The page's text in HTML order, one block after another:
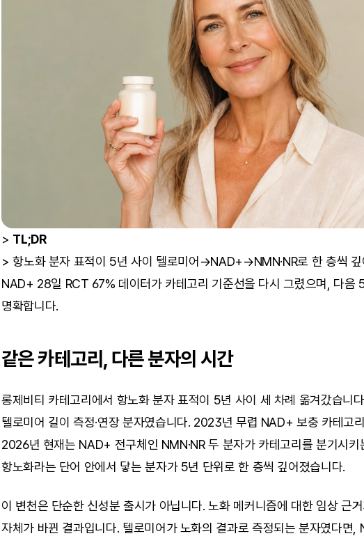
> TL;DR
> 항노화 분자 표적이 5년 사이 텔로미어→NAD+→NMN·NR로 한 층씩
NAD+ 28일 RCT 67% 데이터가 카테고리 기준선을 다시 그렸으며, 다음
명확합니다.
같은 카테고리, 다른 분자의 시간
롱제비티 카테고리에서 항노화 분자 표적이 5년 사이 세 차례 옮겨갔습니
텔로미어 길이 측정·연장 분자였습니다. 2023년 무렵 NAD+ 보충 카테고
2026년 현재는 NAD+ 전구체인 NMN·NR 두 분자가 카테고리를 분기시키
항노화라는 단어 안에서 닿는 분자가 5년 단위로 한 층씩 깊어졌습니다.
이 변천은 단순한 신성분 출시가 아닙니다. 노화 메커니즘에 대한 임상 근
자체가 바뀐 결과입니다. 텔로미어가 노화의 결과로 측정되는 분자였다면,